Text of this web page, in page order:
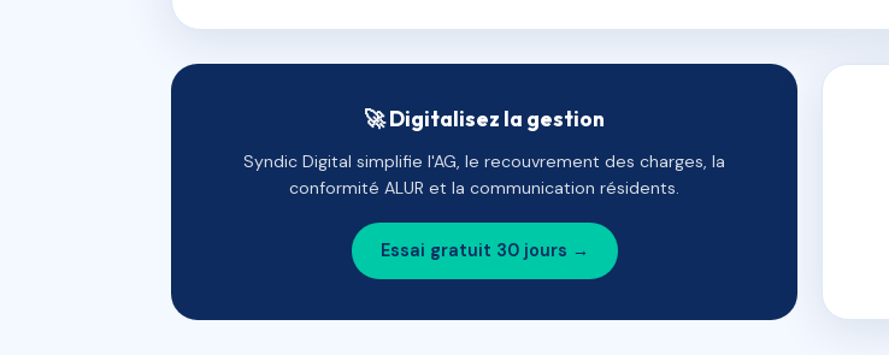
🚀 Digitalisez la gestion
Syndic Digital simplifie l'AG, le recouvrement des charges, la
conformité ALUR et la communication résidents.
Essai gratuit 30 jours →